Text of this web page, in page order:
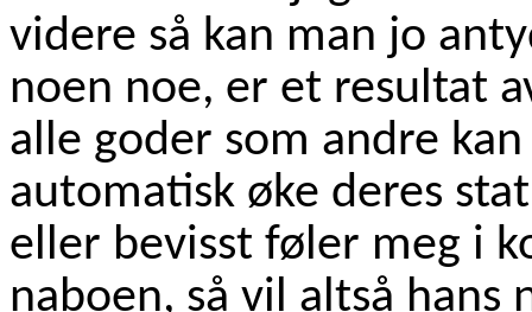
videre så kan man jo
noen noe, er et resultat
alle goder som andre
automatisk øke deres
eller bevisst føler meg i
naboen, så vil altså hans